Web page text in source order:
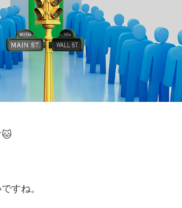
🐱
すね。